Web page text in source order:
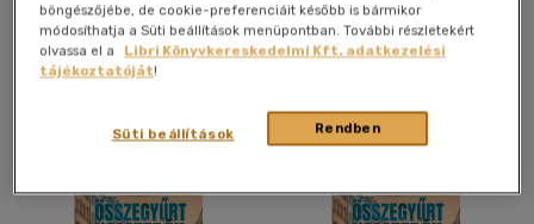
Antikvár könyv (2db)
böngészőjébe, de cookie-preferenciáit később is bármikor
módosíthatja a Süti beállítások menüpontban. További részletekért
olvassa el a
Libri Könyvkereskedelmi Kft. adatkezelési
tájékoztatóját!
Rendben
Süti beállítások